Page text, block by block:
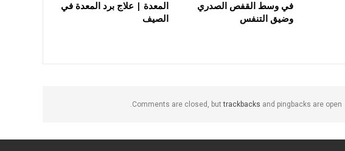
في وسط القفص الصدري
وضيق التنفس
المعدة | علاج برد المعدة في
الصيف
Comments are closed, buttrackbacks and pingbacks are open.